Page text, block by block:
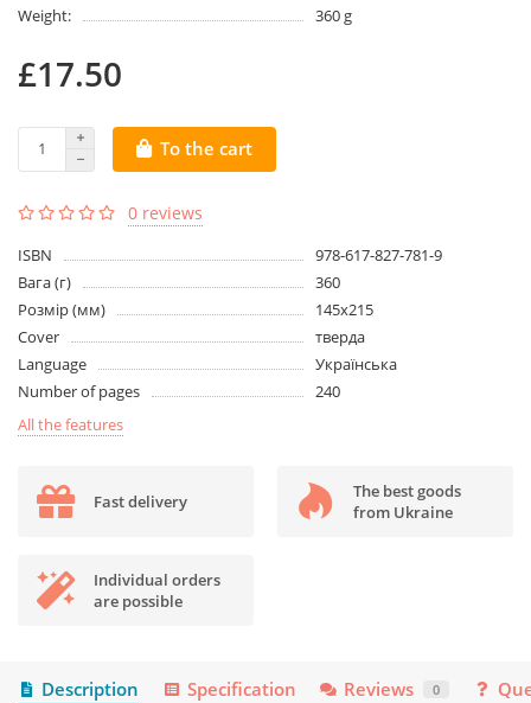
Weight:
360 g
£17.50
To the cart
0 reviews
ISBN
978-617-827-781-9
Вага (г)
360
Розмір (мм)
145x215
Cover
тверда
Language
Українська
Number of pages
240
All the features
Fast delivery
The best goods
from Ukraine
Individual orders
are possible
Description Specification Reviews 0